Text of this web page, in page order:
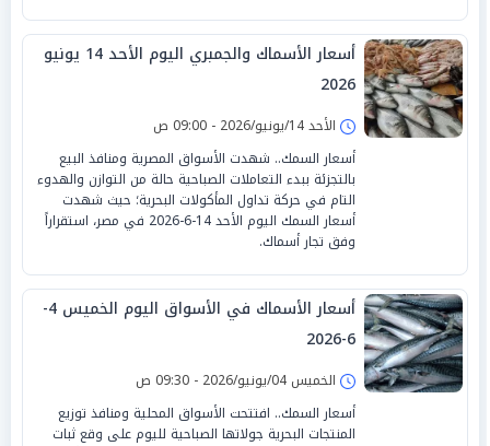
أسعار الأسماك والجمبري اليوم الأحد 14 يونيو
2026
الأحد 14/يونيو/2026 - 09:00 ص
أسعار السمك.. شهدت الأسواق المصرية ومنافذ البيع
بالتجزئة ببدء التعاملات الصباحية حالة من التوازن والهدوء
التام في حركة تداول المأكولات البحرية؛ حيث شهدت
أسعار السمك اليوم الأحد 14-6-2026 في مصر، استقراراً
وفق تجار أسماك.
أسعار الأسماك في الأسواق اليوم الخميس 4-
6-2026
الخميس 04/يونيو/2026 - 09:30 ص
أسعار السمك.. افتتحت الأسواق المحلية ومنافذ توزيع
المنتجات البحرية جولاتها الصباحية لليوم على وقع ثبات